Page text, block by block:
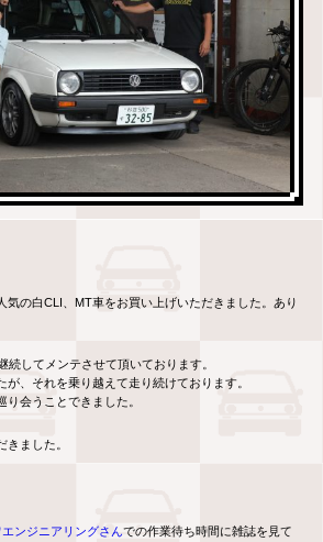
気の白CLI、MT車をお買い上げいただきました。あり
続してメンテさせて頂いております。
、それを乗り越えて走り続けております。
会うことできました。
きました。
ンジニアリングさんでの作業待ち時間に雑誌を見て